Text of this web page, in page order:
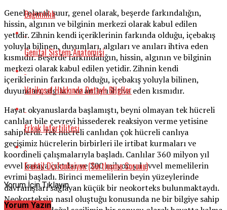
Genel olarak şuur, genel olarak, beşerde farkındalığın,
hissin, algının ve bilginin merkezi olarak kabul edilen
yetidir. Zihnin kendi içeriklerinin farkında olduğu, içebakış
yoluyla bilinen, duyumları, algıları ve anıları ihtiva eden
kısmıdır. Beşerde farkındalığın, hissin, algının ve bilginin
merkezi olarak kabul edilen yetidir. Zihnin kendi
içeriklerinin farkında olduğu, içebakış yoluyla bilinen,
duyumları, algıları ve anıları ihtiva eden kısmıdır.
Hayat okyanuslarda başlamıştı, beyni olmayan tek hücreli
canlılar bile çevreyi hissederek reaksiyon verme yetisine
sahiplerdi. Tek hücreli canlıdan çok hücreli canlıya
geçişimiz hücrelerin birbirleri ile irtibat kurmaları ve
koordineli çalışmalarıyla başladı. Canlılar 360 milyon yıl
evvel karaya çıktılar ve 200 milyon yıl evvel memelilerin
evrimi başladı. Birinci memelilerin beyin yüzeylerinde
davranışları sağlayan küçük bir neokorteks bulunmaktaydı.
Neokorteksin nasıl oluştuğu konusunda ne bir bilgiye sahip
Bağımlılık
Genital Sistem Anatomisi
Varikosel Hakkında Detaylı Bilgiler
Erkek İnfertilitesi
Erektil Disfonksiyon (Sertleşme Sorunu)
Yorum İçin Tıklayın
Yorum Yazın